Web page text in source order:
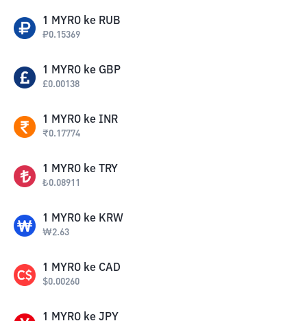
1 MYRO ke RUB
₽0.15369
1 MYRO ke GBP
£0.00138
1 MYRO ke INR
₹0.17774
1 MYRO ke TRY
₺0.08911
1 MYRO ke KRW
₩2.63
1 MYRO ke CAD
$0.00260
1 MYRO ke JPY